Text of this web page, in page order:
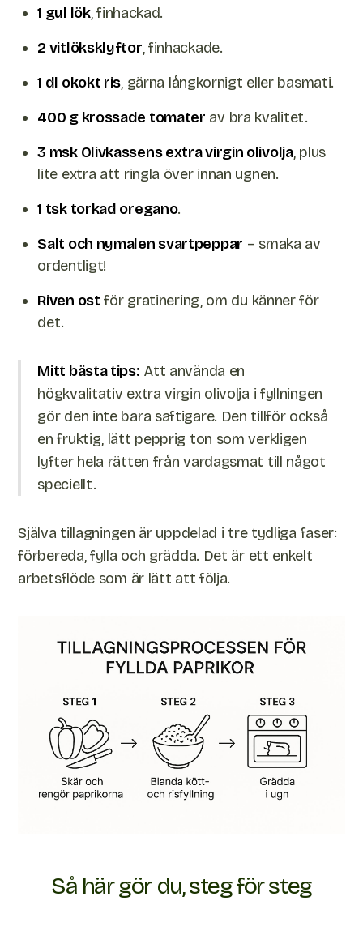
1 gul lök, finhackad.
2 vitlöksklyftor, finhackade.
1 dl okokt ris, gärna långkornigt eller basmati.
400 g krossade tomater av bra kvalitet.
3 msk Olivkassens extra virgin olivolja, plus
lite extra att ringla över innan ugnen.
1 tsk torkad oregano.
Salt och nymalen svartpeppar – smaka av
ordentligt!
Riven ost för gratinering, om du känner för
det.
Mitt bästa tips: Att använda en
högkvalitativ extra virgin olivolja i fyllningen
gör den inte bara saftigare. Den tillför också
en fruktig, lätt pepprig ton som verkligen
lyfter hela rätten från vardagsmat till något
speciellt.
Själva tillagningen är uppdelad i tre tydliga faser:
förbereda, fylla och grädda. Det är ett enkelt
arbetsflöde som är lätt att följa.
Så här gör du, steg för steg